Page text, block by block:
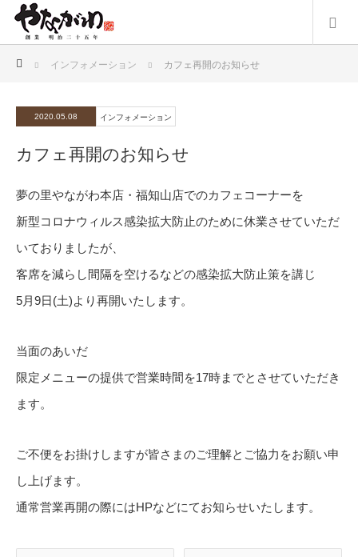
インフォメーション カフェ再開のお知らせ
2020.05.08 インフォメーション
カフェ再開のお知らせ
夢の里やながわ本店・福知山店でのカフェコーナーを
新型コロナウィルス感染拡大防止のために休業させていただ
いておりましたが、
客席を減らし間隔を空けるなどの感染拡大防止策を講じ
5月9日(土)より再開いたします。
当面のあいだ
限定メニューの提供で営業時間を17時までとさせていただき
ます。
ご不便をお掛けしますが皆さまのご理解とご協力をお願い申
し上げます。
通常営業再開の際にはHPなどにてお知らせいたします。